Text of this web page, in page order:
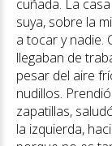
cuñada. La
suya, sobre la
a tocar y nadie.
llegaban de
pesar del aire
nudillos.
zapatillas,
la izquierda,